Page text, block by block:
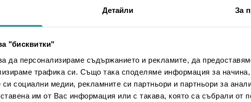
Детайли За
"бисквитки"
да персонализираме съдържанието и рекламите, да
трафика си. Също така споделяме информация за начина,
си социални медии, рекламните си партньори и партньори за
им от Вас информация или с такава, която са събрали от